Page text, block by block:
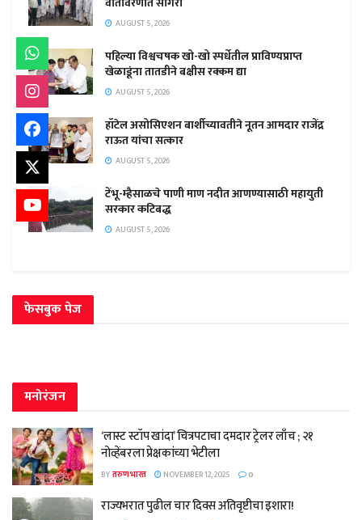
AUGUST 5, 2026
पहिल्या विश्वचषक खो-खो स्पर्धेतील प्राविण्यप्राप्त
खेळाडूंना तातडीने बक्षीस रक्कम द्या
AUGUST 5, 2026
हॉटेल असोसिएशन बार्शीच्यावतीने नूतन आमदार राजेंद्र
राऊत यांचा सत्कार
AUGUST 5, 2026
टेंभू-म्हैसाळचे पाणी माण नदीत आणण्यासाठी महायुती
सरकार कटिबद्ध
AUGUST 5, 2026
फेसबुक पेज
मनोरंजन
‘लास्ट स्टॉप खांदा’ चित्रपटाचा दमदार ट्रेलर लाँच ; २१
नोव्हेंबरला प्रेक्षकांच्या भेटीला
BYतरुण भारत NOVEMBER 12, 2025 0
राज्यभरात पुढील चार दिवस अतिवृष्टीचा इशारा!